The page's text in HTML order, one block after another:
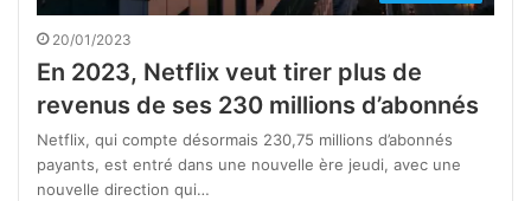
20/01/2023
En 2023, Netflix veut tirer plus de
revenus de ses 230 millions d’abonnés
Netflix, qui compte désormais 230,75 millions d’abonnés
payants, est entré dans une nouvelle ère jeudi, avec une
nouvelle direction qui…